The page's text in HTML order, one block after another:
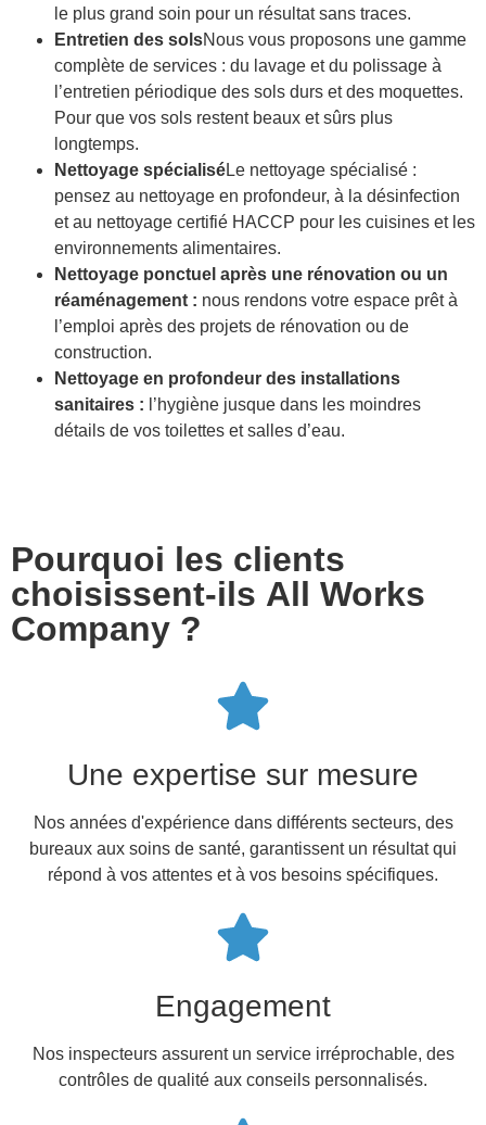
le plus grand soin pour un résultat sans traces.
Entretien des solsNous vous proposons une gamme
complète de services : du lavage et du polissage à
l’entretien périodique des sols durs et des moquettes.
Pour que vos sols restent beaux et sûrs plus
longtemps.
Nettoyage spécialiséLe nettoyage spécialisé :
pensez au nettoyage en profondeur, à la désinfection
et au nettoyage certifié HACCP pour les cuisines et les
environnements alimentaires.
Nettoyage ponctuel après une rénovation ou un
réaménagement : nous rendons votre espace prêt à
l’emploi après des projets de rénovation ou de
construction.
Nettoyage en profondeur des installations
sanitaires : l’hygiène jusque dans les moindres
détails de vos toilettes et salles d’eau.
Pourquoi les clients
choisissent-ils All Works
Company ?
Une expertise sur mesure
Nos années d'expérience dans différents secteurs, des
bureaux aux soins de santé, garantissent un résultat qui
répond à vos attentes et à vos besoins spécifiques.
Engagement
Nos inspecteurs assurent un service irréprochable, des
contrôles de qualité aux conseils personnalisés.